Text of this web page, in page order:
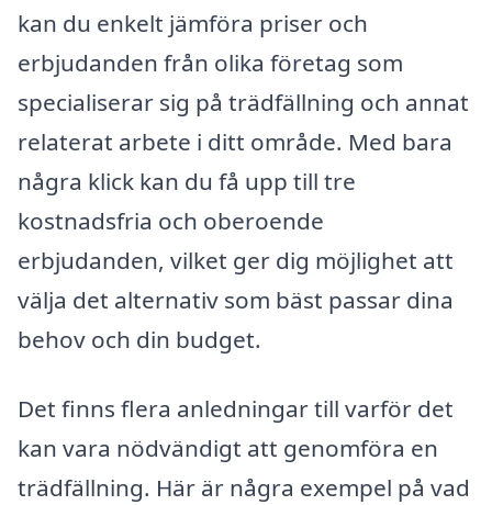
kan du enkelt jämföra priser och
erbjudanden från olika företag som
specialiserar sig på trädfällning och annat
relaterat arbete i ditt område. Med bara
några klick kan du få upp till tre
kostnadsfria och oberoende
erbjudanden, vilket ger dig möjlighet att
välja det alternativ som bäst passar dina
behov och din budget.
Det finns flera anledningar till varför det
kan vara nödvändigt att genomföra en
trädfällning. Här är några exempel på vad